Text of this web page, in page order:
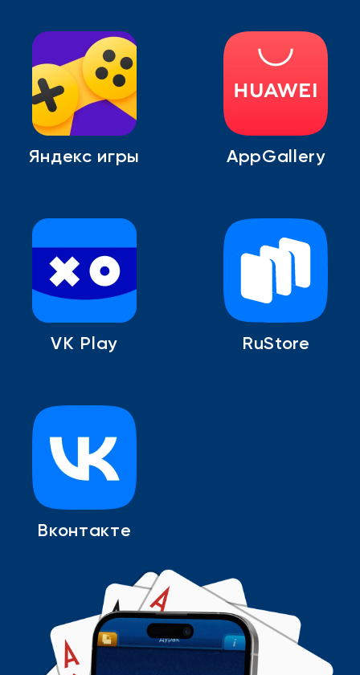
Яндекс игры AppGallery
VK Play RuStore
Вконтакте